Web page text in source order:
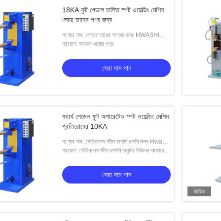
18KA ফুট পেডাল চালিত স্পট ওয়েল্ডিং মেশিন
লোহা তারের পণ্য জন্য
পণ্যের নাম: লোহার তারের পণ্যের জন্য HWASHI
18KA প্যাডেল ফুট অপারেটেড স্পট ওয়েল্ডার
প্রয়োগ: আয়রন ওয়্যার পণ্য
সেরা দাম পান
যথার্থ পেডেল ফুট অপারেটেড স্পট ওয়েল্ডিং মেশিন
প্রতিরোধের 10KA
পণ্যের নাম: স্টেইনলেস স্টীল চাপানি চালনি জন্য Hwashi
যথার্থ মাইক্রো স্পট ওয়েল্ডার
প্রয়োগ: স্টেইনলেস স্টীল চাপানি চালুনির বিভিন্ন আকারের
সেরা দাম পান
ভিডিও